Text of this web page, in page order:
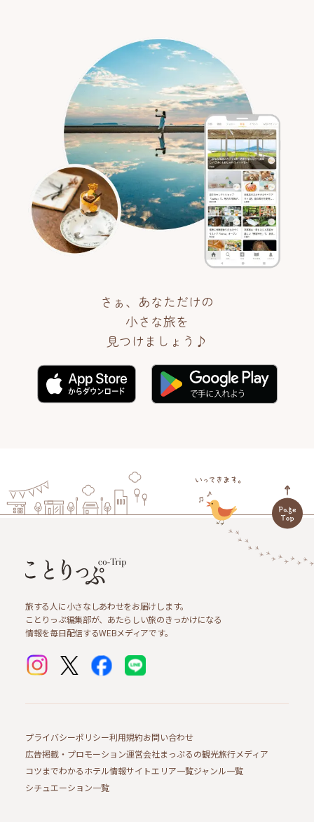
さぁ、あなただけの
小さな旅を
見つけましょう♪
旅する人に小さなしあわせをお届けします。
ことりっぷ編集部が、あたらしい旅のきっかけになる
情報を毎日配信するWEBメディアです。
プライバシーポリシー利用規約お問い合わせ
広告掲載・プロモーション運営会社まっぷるの観光旅行メディア
コツまでわかるホテル情報サイトエリア一覧ジャンル一覧
シチュエーション一覧